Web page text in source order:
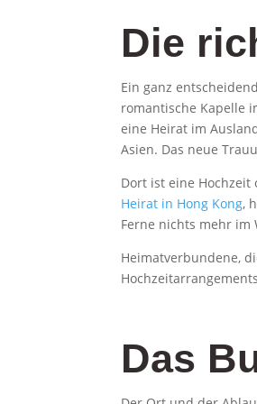
Die
Ein ganz
romantische Kapelle
eine Heirat im
Asien. Das neue
Dort ist eine
Heirat in Hong Kong,
Ferne nichts mehr im
Heimatverbundene,
Das